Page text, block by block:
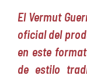
El Vermut
oficial del
en este
de estilo